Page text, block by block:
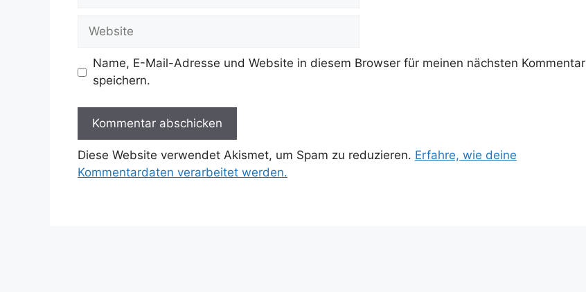
Website
Name, E-Mail-Adresse und Website in diesem Browser für meinen nächsten Kommentar
speichern.
Diese Website verwendet Akismet, um Spam zu reduzieren. Erfahre, wie deine
Kommentardaten verarbeitet werden.